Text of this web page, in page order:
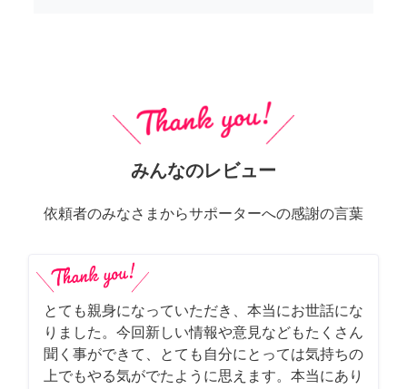
みんなのレビュー
依頼者のみなさまからサポーターへの感謝の言葉
とても親身になっていただき、本当にお世話にな
りました。今回新しい情報や意見などもたくさん
聞く事ができて、とても自分にとっては気持ちの
上でもやる気がでたように思えます。本当にあり